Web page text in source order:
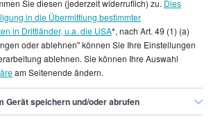
zugeordnet werden.
PR
Senior Media Manager
Bonn
Sie diesen (jederzeit widerruflich) zu. Dies
in die Übermittlung bestimmter
in Drittländer, u.a. die USA*, nach Art. 49 (1) (a)
oder ablehnen" können Sie Ihre Einstellungen
ablehnen. Sie können Ihre Auswahl
am Seitenende ändern.
Gerät speichern und/oder abrufen